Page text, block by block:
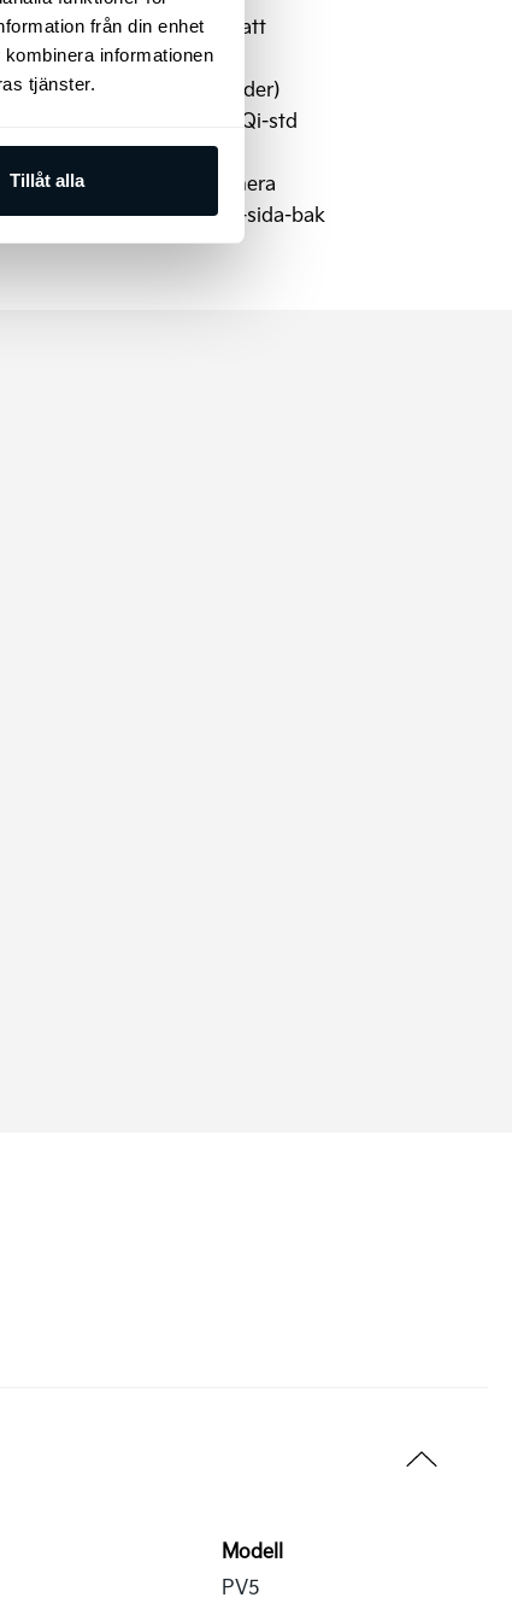
från din enhet
informationen
tjänster.
Tillåt alla
Manuell inställning av ratt
LED-bakljus
Läderkläddratt (konstläder)
Trådlös mobilladdare - Qi-std
Vehicle to Load (V2L)
Dödavinkelvarning kamera
Parkeringssensor-fram-sida-bak
Modell
PV5